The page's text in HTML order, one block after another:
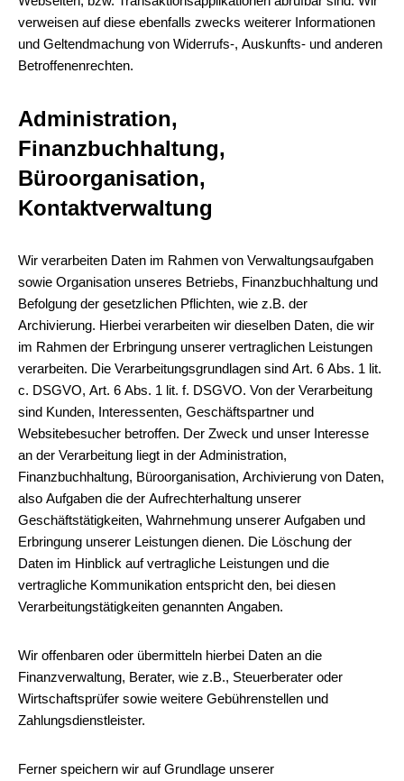
verweisen auf diese ebenfalls zwecks weiterer Informationen
und Geltendmachung von Widerrufs-, Auskunfts- und anderen
Betroffenenrechten.
Administration,
Finanzbuchhaltung,
Büroorganisation,
Kontaktverwaltung
Wir verarbeiten Daten im Rahmen von Verwaltungsaufgaben
sowie Organisation unseres Betriebs, Finanzbuchhaltung und
Befolgung der gesetzlichen Pflichten, wie z.B. der
Archivierung. Hierbei verarbeiten wir dieselben Daten, die wir
im Rahmen der Erbringung unserer vertraglichen Leistungen
verarbeiten. Die Verarbeitungsgrundlagen sind Art. 6 Abs. 1 lit.
c. DSGVO, Art. 6 Abs. 1 lit. f. DSGVO. Von der Verarbeitung
sind Kunden, Interessenten, Geschäftspartner und
Websitebesucher betroffen. Der Zweck und unser Interesse
an der Verarbeitung liegt in der Administration,
Finanzbuchhaltung, Büroorganisation, Archivierung von Daten,
also Aufgaben die der Aufrechterhaltung unserer
Geschäftstätigkeiten, Wahrnehmung unserer Aufgaben und
Erbringung unserer Leistungen dienen. Die Löschung der
Daten im Hinblick auf vertragliche Leistungen und die
vertragliche Kommunikation entspricht den, bei diesen
Verarbeitungstätigkeiten genannten Angaben.
Wir offenbaren oder übermitteln hierbei Daten an die
Finanzverwaltung, Berater, wie z.B., Steuerberater oder
Wirtschaftsprüfer sowie weitere Gebührenstellen und
Zahlungsdienstleister.
Ferner speichern wir auf Grundlage unserer